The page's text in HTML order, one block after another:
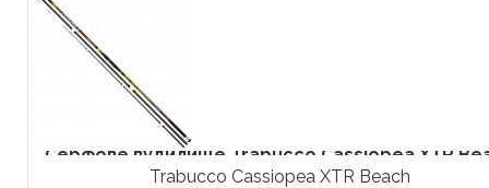
Серфове вудилище Trabucco Cassiopea XTR
Trabucco Cassiopea XTR Beach